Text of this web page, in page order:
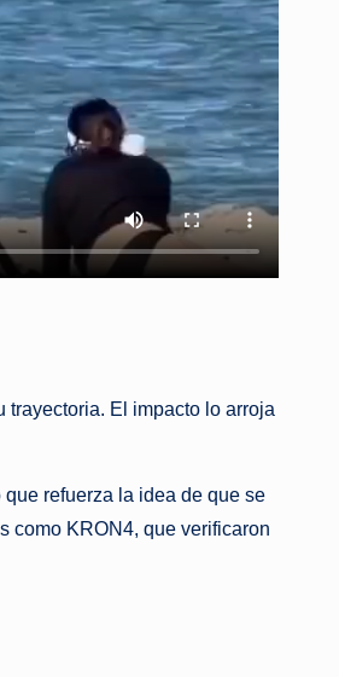
trayectoria. El impacto lo arroja
refuerza la idea de que se
como KRON4, que verificaron